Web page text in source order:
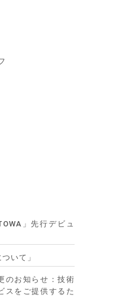
」先行デビュ
いて」
のお知らせ：技術
スをご提供するた